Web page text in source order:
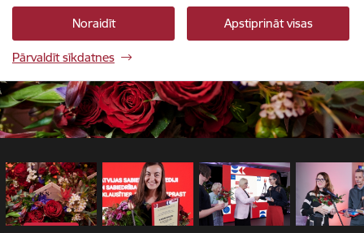
Noraidīt Apstiprināt visas
Pārvaldīt sīkdatnes